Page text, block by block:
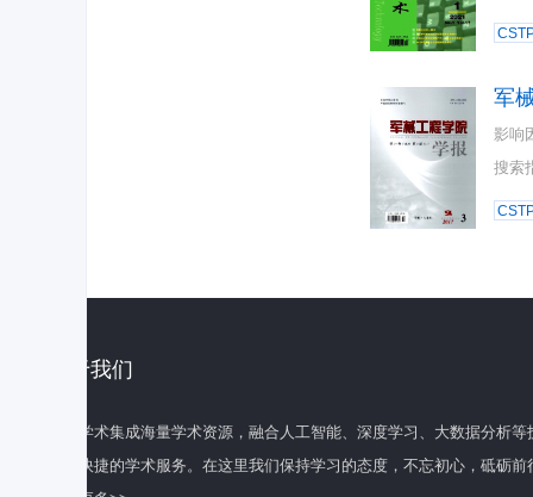
军
影响
搜索
关于我们
百度学术集成海量学术资源，融合人工智能、深度学习、大数据分析
全面快捷的学术服务。在这里我们保持学习的态度，不忘初心，砥砺前